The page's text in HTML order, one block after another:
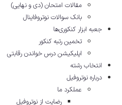
مقالات امتحان (دی و نهایی)
بانک سوالات نوتروفاینال
جعبه ابزار کنکوری‌ها
تخمین رتبه کنکور
اپلیکیشن درس خواندن رقابتی
انتخاب رشته
درباره نوتروفیل
عملکرد ما
رضایت از نوتروفیل